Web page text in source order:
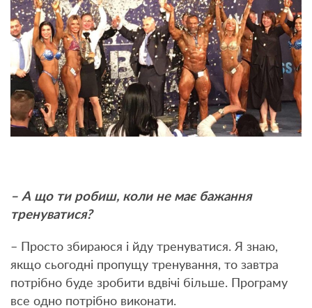
– А що ти робиш, коли не має бажання
тренуватися?
– Просто збираюся і йду тренуватися. Я знаю,
якщо сьогодні пропущу тренування, то завтра
потрібно буде зробити вдвічі більше. Програму
все одно потрібно виконати.